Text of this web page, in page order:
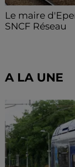
Le maire
SNCF Réseau
A LA UNE